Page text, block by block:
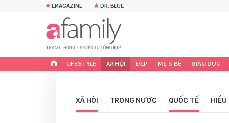
EMAGAZINE DR. BLUE
LIFESTYLE XÃ HỘI ĐẸP MẸ & BÉ GIÁO DỤC
XÃ HỘI TRONG NƯỚC QUỐC TẾ HIỂU